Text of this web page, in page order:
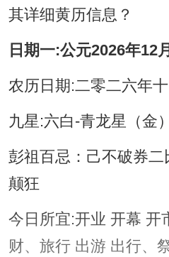
其详细黄历信息？
日期一:公元2026年12
农历日期:二零二六年
九星:六白-青龙星（金
彭祖百忌：己不破券
颠狂
今日所宜:开业 开幕 开
财、旅行 出游 出行、